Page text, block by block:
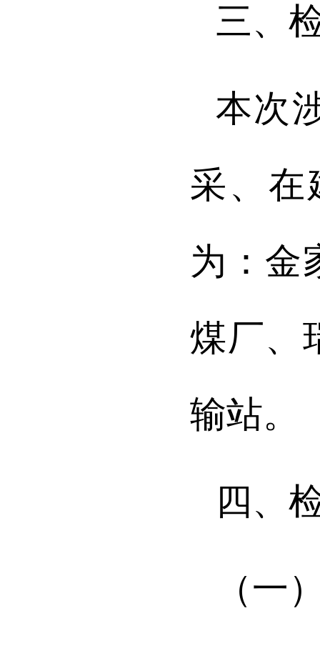
三、
本次
采、在
为：金
煤厂、
输站。
四、
（一